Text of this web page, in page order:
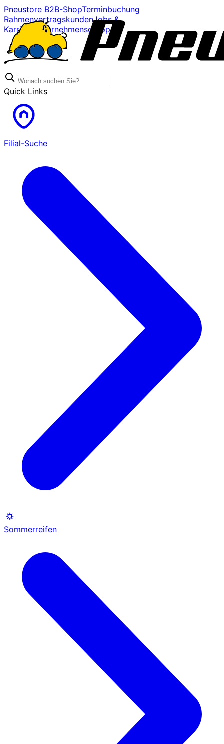
Pneustore B2B-ShopTerminbuchung
RahmenvertragskundenJobs &
Karriere
Unternehmensgruppe
Quick Links
Filial-Suche
Sommerreifen